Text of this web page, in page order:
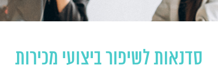
סדנאות לשיפור ביצועי מכירות